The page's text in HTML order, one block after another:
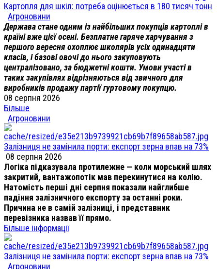
Картопля для шкіл: потреба оцінюється в 180 тисяч тонн
Агроновини
Держава стане одним із найбільших покупців картоплі в
країні вже цієї осені. Безплатне гаряче харчування з
першого вересня охоплює школярів усіх одинадцяти
класів, і базові овочі до нього закуповують
централізовано, за бюджетні кошти. Умови участі в
таких закупівлях відрізняються від звичного для
виробників продажу партії гуртовому покупцю.
08 серпня 2026
Більше
Агроновини
Залізниця не замінила порти: експорт зерна впав на 73%
08 серпня 2026
Логіка підказувала протилежне — коли морський шлях
закритий, вантажопотік мав перекинутися на колію.
Натомість перші дні серпня показали найглибше
падіння залізничного експорту за останні роки.
Причина не в самій залізниці, і представник
перевізника назвав її прямо.
Більше інформації
Залізниця не замінила порти: експорт зерна впав на 73%
Агроновини